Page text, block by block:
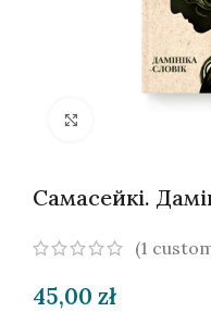
Самасейкі.
(1
45,00 zł